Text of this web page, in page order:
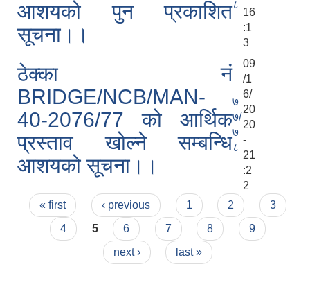
आशयको पुन प्रकाशित
सूचना।।
८
16
:1
3
ठेक्का नं
BRIDGE/NCB/MAN-
40-2076/77 को आर्थिक
प्रस्ताव खोल्ने सम्बन्धि
आशयको सूचना।।
७
७/
७
८
09
/1
6/
20
20
-
21
:2
2
Pages
« first ‹ previous 1 2
3
4
5 6 7 8
9
next ›
last »